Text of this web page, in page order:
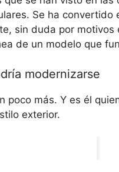
Se ha
sin duda por
de un modelo que
modernizarse
poco más. Y es él
exterior.